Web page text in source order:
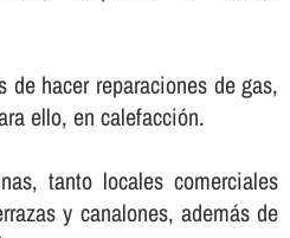
de hacer reparaciones de gas,
ello, en calefacción.
tanto locales comerciales
y canalones, además de